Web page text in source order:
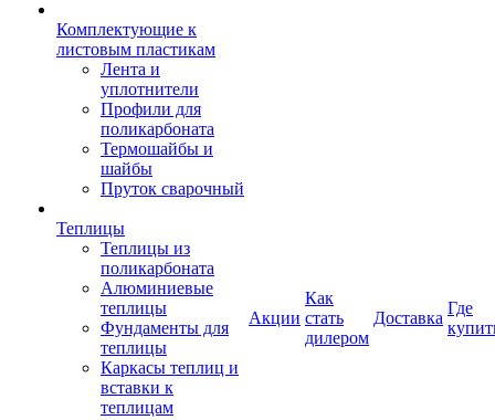
Комплектующие к
листовым пластикам
Лента и
уплотнители
Профили для
поликарбоната
Термошайбы и
шайбы
Пруток сварочный
Теплицы
Теплицы из
поликарбоната
Алюминиевые
теплицы
Фундаменты для
теплицы
Каркасы теплиц и
вставки к
теплицам
Акции
Как
стать
дилером
Доставка
Где